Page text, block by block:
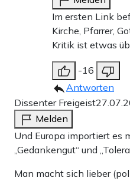
Im ersten Link
Kirche, Pfarrer,
Kritik ist etwas
-16
Antworten
Dissenter Freigeist
Melden
Und Europa importiert es
„Gedankengut“ und
Man macht sich lieber